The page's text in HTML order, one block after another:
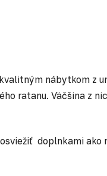
nábytkom
ratanu. Väčšina
doplnkami